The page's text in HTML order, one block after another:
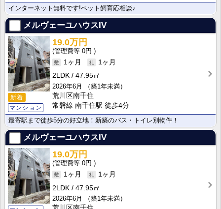
インターネット無料です!ペット飼育応相談♪
メルヴェーユハウスIV
新着
マンション
19.0万円
0円
1ヶ月
1ヶ月
2LDK
47.95㎡
2026年6月
（築1年未満）
荒川区南千住
常磐線 南千住駅 徒歩4分
最寄駅まで徒歩5分の好立地！新築のバス・トイレ別物件！
メルヴェーユハウスIV
19.0万円
0円
1ヶ月
1ヶ月
2LDK
47.95㎡
2026年6月
（築1年未満）